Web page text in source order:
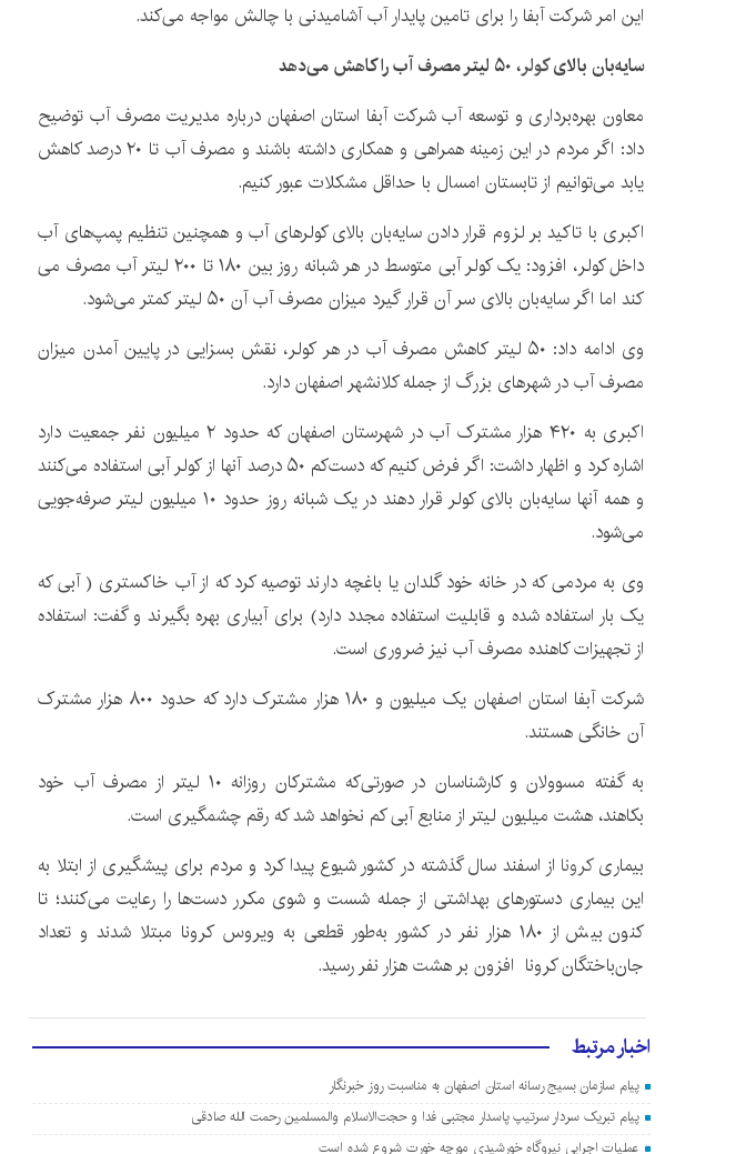
این امر شرکت آبفا را برای تامین پایدار آب آشامیدنی با چالش مواجه می‌کند.
سایه‌بان بالایکولر، ۵۰ لیتر مصرف آب را کاهش می‌دهد
معاون بهره‌برداری و توسعه آب شرکت آبفا استان اصفهان درباره مدیریت مصرف آب توضیح
داد: اگر مردم در این زمینه همراهی و همکاری داشته باشند و مصرف آب تا ۲۰ درصد کاهش
یابد می‌توانیم از تابستان امسال با حداقل مشکلات عبور کنیم.
اکبری با تاکید بر لزوم قرار دادن سایه‌بان بالای کولرهای آب و همچنین تنظیم پمپ‌های آب
داخل کولر، افزود: یک کولر آبی متوسط در هر شبانه روز بین ۱۸۰ تا ۲۰۰ لیتر آب مصرف می
کند اما اگر سایه‌بان بالای سر آن قرار گیرد میزان مصرف آب آن ۵۰ لیتر کمتر می‌شود.
وی ادامه داد: ۵۰ لیتر کاهش مصرف آب در هر کولر، نقش بسزایی در پایین آمدن میزان
مصرف آب در شهرهای بزرگ از جمله کلانشهر اصفهان دارد.
اکبری به ۴۲۰ هزار مشترک آب در شهرستان اصفهان که حدود ۲ میلیون نفر جمعیت دارد
اشاره کرد و اظهار داشت: اگر فرض کنیم که دست‌کم ۵۰ درصد آنها از کولر آبی استفاده می‌کنند
و همه آنها سایه‌بان بالای کولر قرار دهند در یک شبانه روز حدود ۱۰ میلیون لیتر صرفه‌جویی
می‌شود.
وی به مردمی که در خانه خود گلدان یا باغچه دارند توصیه کرد که از آب خاکستری ( آبی که
یک بار استفاده شده و قابلیت استفاده مجدد دارد) برای آبیاری بهره بگیرند و گفت: استفاده
از تجهیزات کاهنده مصرف آب نیز ضروری است.
شرکت آبفا استان اصفهان یک میلیون و ۱۸۰ هزار مشترک دارد که حدود ۸۰۰ هزار مشترک
آن خانگی هستند.
به گفته مسوولان و کارشناسان در صورتی‌که مشترکان روزانه ۱۰ لیتر از مصرف آب خود
بکاهند، هشت میلیون لیتر از منابع آبی کم نخواهد شد که رقم چشمگیری است.
بیماریکرونا از اسفند سال گذشته در کشور شیوع پیدا کرد و مردم برای پیشگیری از ابتلا به
این بیماری دستورهای بهداشتی از جمله شست و شوی مکرر دست‌ها را رعایت می‌کنند؛ تا
کنون بیش از ۱۸۰ هزار نفر در کشور به‌طور قطعی به ویروس کرونا مبتلا شدند و تعداد
جان‌باختگان کرونا افزون بر هشت هزار نفر رسید.
اخبار مرتبط
پیام سازمان بسیج رسانه استان اصفهان به مناسبت روز خبرنگار
پیام تبریک سردار سرتیپ پاسدار مجتبی فدا و حجت‌الاسلام والمسلمین رحمت الله صادقی
عملیات اجرایی نیروگاه خورشیدی مورچه خورت شروع شده است